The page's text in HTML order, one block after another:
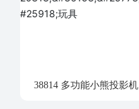
38814 多功能小熊投影机